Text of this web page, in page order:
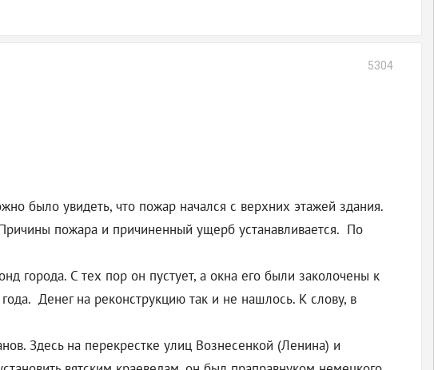
5304
было увидеть, что пожар начался с верхних этажей здания.
пожара и причиненный ущерб устанавливается. По
города. С тех пор он пустует, а окна его были заколочены к
Денег на реконструкцию так и не нашлось. К слову, в
Здесь на перекрестке улиц Вознесенкой (Ленина) и